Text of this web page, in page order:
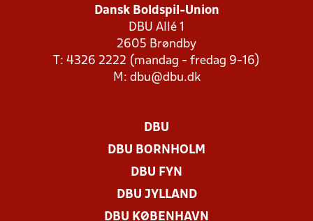
Dansk Boldspil-Union
DBU Allé 1
2605 Brøndby
T: 4326 2222 (mandag - fredag 9-16)
M: dbu@dbu.dk
DBU
DBU BORNHOLM
DBU FYN
DBU JYLLAND
DBU KØBENHAVN